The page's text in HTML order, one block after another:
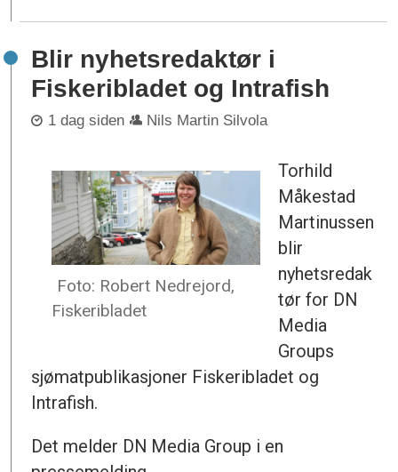
Blir nyhetsredaktør i
Fiskeribladet og Intrafish
1 dag siden Nils Martin Silvola
Foto: Robert Nedrejord,
Fiskeribladet
Torhild
Måkestad
Martinussen
blir
nyhetsredak
tør for DN
Media
Groups
sjømatpublikasjoner Fiskeribladet og
Intrafish.
Det melder DN Media Group i en